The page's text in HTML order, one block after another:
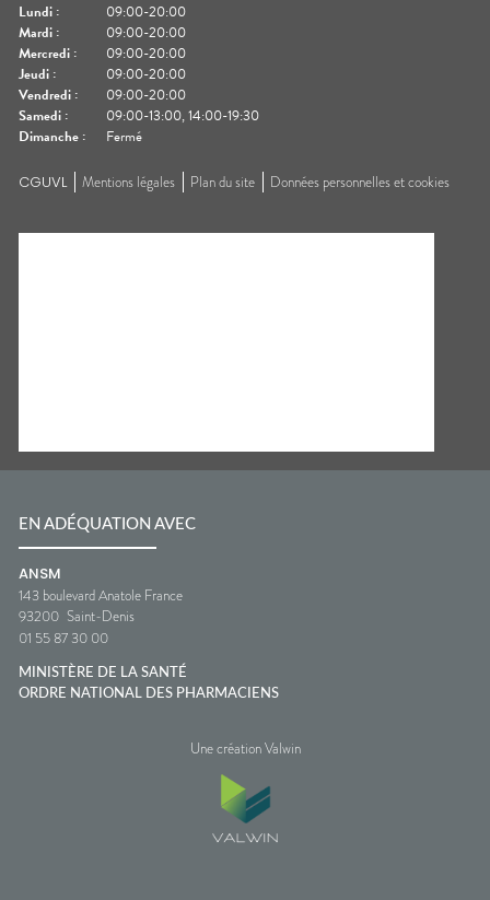
Lundi :
09:00-20:00
Mardi :
09:00-20:00
Mercredi :
09:00-20:00
Jeudi :
09:00-20:00
Vendredi :
09:00-20:00
Samedi :
09:00-13:00, 14:00-19:30
Dimanche : Fermé
CGUVL Mentions légales Plan du site Données personnelles et cookies
EN ADÉQUATION AVEC
ANSM
143 boulevard Anatole France
93200 Saint-Denis
01 55 87 30 00
MINISTÈRE DE LA SANTÉ
ORDRE NATIONAL DES PHARMACIENS
Une création Valwin